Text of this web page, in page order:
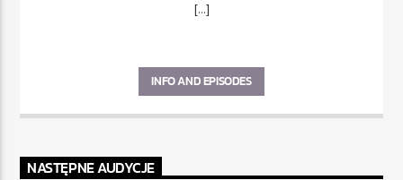
[...]
INFO AND EPISODES
NASTĘPNE AUDYCJE